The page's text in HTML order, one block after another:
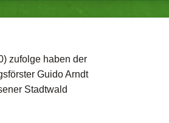
zufolge haben der
Guido Arndt
Stadtwald